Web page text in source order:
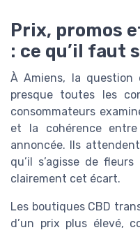
Prix, promos
: ce qu’il faut
À Amiens, la
presque toutes les
consommateurs
et la cohérence
annoncée. Ils
qu’il s’agisse de
clairement cet écart.
Les boutiques CBD
d’un prix plus élevé,